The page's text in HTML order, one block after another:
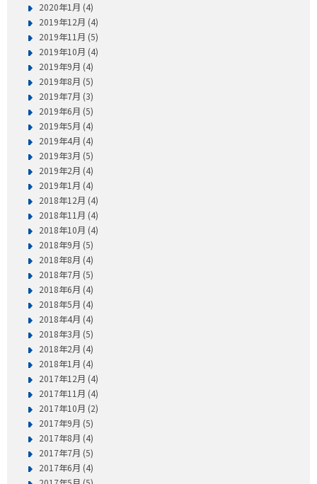
2020年1月 (4)
2019年12月 (4)
2019年11月 (5)
2019年10月 (4)
2019年9月 (4)
2019年8月 (5)
2019年7月 (3)
2019年6月 (5)
2019年5月 (4)
2019年4月 (4)
2019年3月 (5)
2019年2月 (4)
2019年1月 (4)
2018年12月 (4)
2018年11月 (4)
2018年10月 (4)
2018年9月 (5)
2018年8月 (4)
2018年7月 (5)
2018年6月 (4)
2018年5月 (4)
2018年4月 (4)
2018年3月 (5)
2018年2月 (4)
2018年1月 (4)
2017年12月 (4)
2017年11月 (4)
2017年10月 (2)
2017年9月 (5)
2017年8月 (4)
2017年7月 (5)
2017年6月 (4)